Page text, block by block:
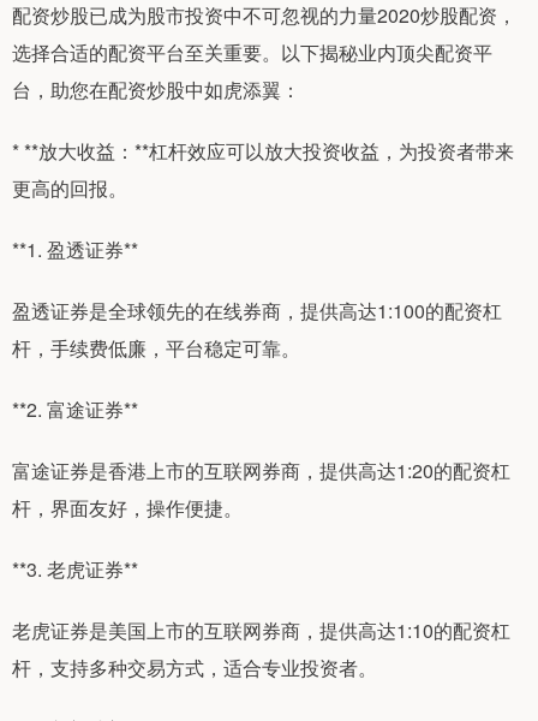
配资炒股已成为股市投资中不可忽视的力量2020炒股配资，
选择合适的配资平台至关重要。以下揭秘业内顶尖配资平
台，助您在配资炒股中如虎添翼：
* **放大收益：**杠杆效应可以放大投资收益，为投资者带来
更高的回报。
**1. 盈透证券**
盈透证券是全球领先的在线券商，提供高达1:100的配资杠
杆，手续费低廉，平台稳定可靠。
**2. 富途证券**
富途证券是香港上市的互联网券商，提供高达1:20的配资杠
杆，界面友好，操作便捷。
**3. 老虎证券**
老虎证券是美国上市的互联网券商，提供高达1:10的配资杠
杆，支持多种交易方式，适合专业投资者。